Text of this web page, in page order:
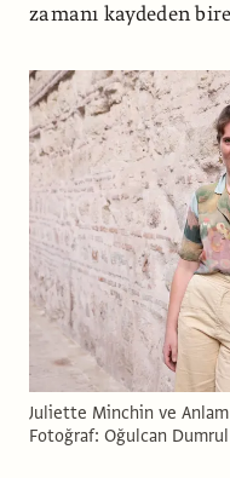
zamanı kaydeden
Juliette Minchin ve
Fotoğraf: Oğulcan Dumrul